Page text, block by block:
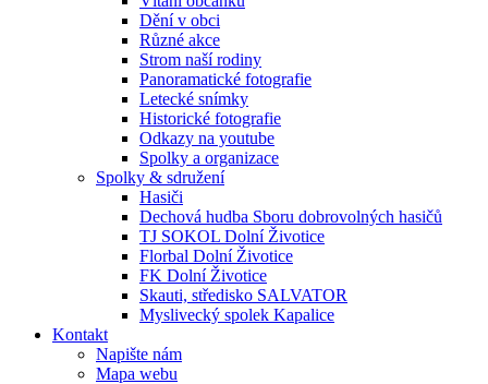
Dění v obci
Různé akce
Strom naší rodiny
Panoramatické fotografie
Letecké snímky
Historické fotografie
Odkazy na youtube
Spolky a organizace
Spolky & sdružení
Hasiči
Dechová hudba Sboru dobrovolných hasičů
TJ SOKOL Dolní Životice
Florbal Dolní Životice
FK Dolní Životice
Skauti, středisko SALVATOR
Myslivecký spolek Kapalice
Kontakt
Napište nám
Mapa webu